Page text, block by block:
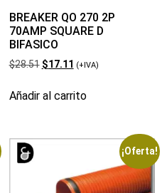
BREAKER QO 270 2P
70AMP SQUARE D
BIFASICO
$28.51 $17.11 (+IVA)
Añadir al carrito
¡Oferta!